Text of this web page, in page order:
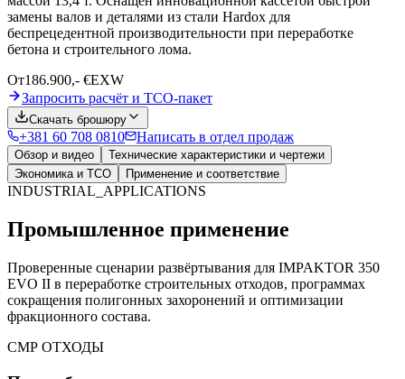
замены валов и деталями из стали Hardox для
беспрецедентной производительности при переработке
бетона и строительного лома.
От186.900,- €EXW
Запросить расчёт и TCO-пакет
Скачать брошюру
+381 60 708 0810 Написать в отдел продаж
Обзор и видео
Технические характеристики и чертежи
Экономика и TCO
Применение и соответствие
INDUSTRIAL_APPLICATIONS
Промышленное применение
Проверенные сценарии развёртывания для IMPAKTOR 350
EVO II в переработке строительных отходов, программах
сокращения полигонных захоронений и оптимизации
фракционного состава.
СМР ОТХОДЫ